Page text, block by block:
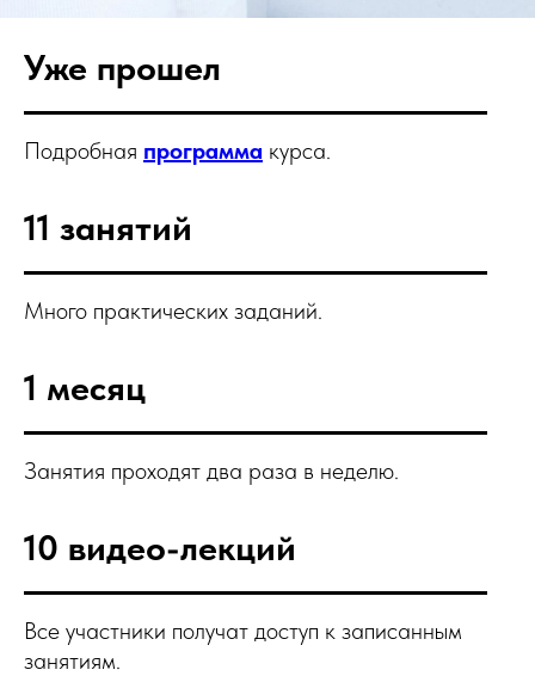
Уже прошел
Подробная программа курса.
11 занятий
Много практических заданий.
1 месяц
Занятия проходят два раза в неделю.
10 видео-лекций
Все участники получат доступ к записанным
занятиям.